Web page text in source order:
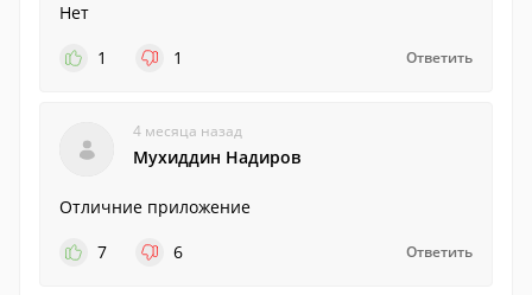
Нет
1
1 Ответить
4 месяца назад
Мухиддин Надиров
Отличние приложение
7
6 Ответить